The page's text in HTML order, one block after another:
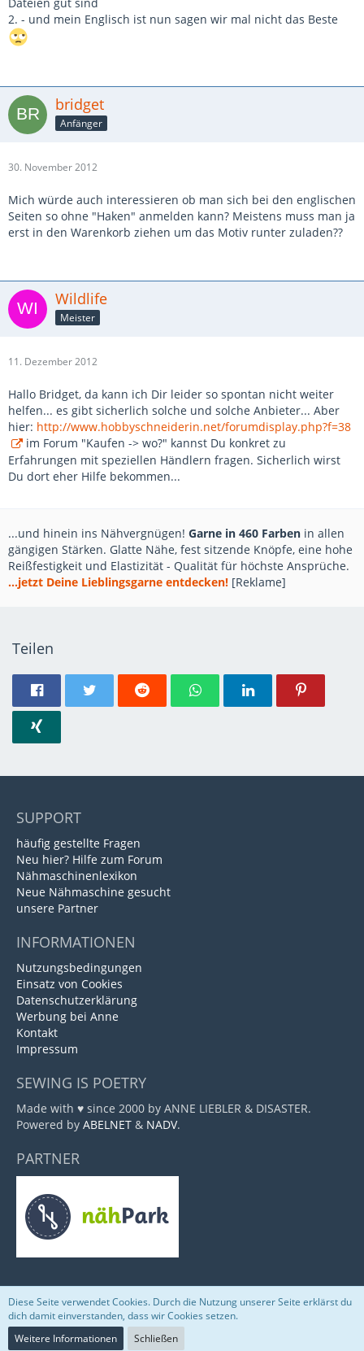
2. - und mein Englisch ist nun sagen wir mal nicht das Beste
bridget
Anfänger
30. November 2012
Mich würde auch interessieren ob man sich bei den englischen
Seiten so ohne "Haken" anmelden kann? Meistens muss man ja
erst in den Warenkorb ziehen um das Motiv runter zuladen??
Wildlife
Meister
11. Dezember 2012
Hallo Bridget, da kann ich Dir leider so spontan nicht weiter
helfen... es gibt sicherlich solche und solche Anbieter... Aber
hier: http://www.hobbyschneiderin.net/forumdisplay.php?f=38
im Forum "Kaufen -> wo?" kannst Du konkret zu
Erfahrungen mit speziellen Händlern fragen. Sicherlich wirst
Du dort eher Hilfe bekommen...
...und hinein ins Nähvergnügen! Garne in 460 Farben in allen
gängigen Stärken. Glatte Nähe, fest sitzende Knöpfe, eine hohe
Reißfestigkeit und Elastizität - Qualität für höchste Ansprüche.
...jetzt Deine Lieblingsgarne entdecken! [Reklame]
Teilen
SUPPORT
häufig gestellte Fragen
Neu hier? Hilfe zum Forum
Nähmaschinenlexikon
Neue Nähmaschine gesucht
unsere Partner
INFORMATIONEN
Nutzungsbedingungen
Einsatz von Cookies
Datenschutzerklärung
Werbung bei Anne
Kontakt
Impressum
SEWING IS POETRY
Made with ♥ since 2000 by ANNE LIEBLER & DISASTER.
Powered by ABELNET & NADV.
PARTNER
Community-Software:WoltLab Suite™
Diese Seite verwendet Cookies. Durch die Nutzung unserer Seite erklärst du
dich damit einverstanden, dass wir Cookies setzen.
Weitere Informationen
Schließen